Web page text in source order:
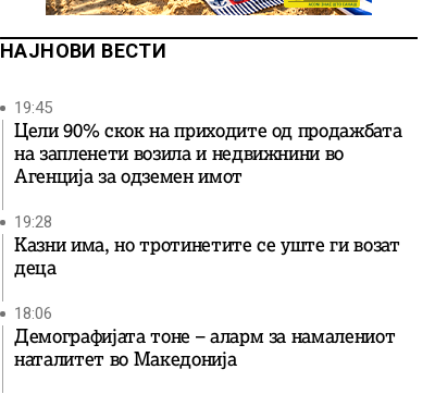
НАЈНОВИ ВЕСТИ
19:45
Цели 90% скок на приходите од продажбата
на запленети возила и недвижнини во
Агенција за одземен имот
19:28
Казни има, но тротинетите се уште ги возат
деца
18:06
Демографијата тоне – аларм за намалениот
наталитет во Македонија